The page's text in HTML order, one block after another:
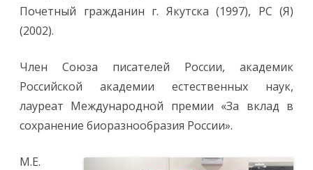
Почетный гражданин г. Якутска (1997), РС (Я)
(2002).
Член Союза писателей России, академик
Российской академии естественных наук,
лауреат Международной премии «За вклад в
сохранение биоразнообразия России».
М.Е.